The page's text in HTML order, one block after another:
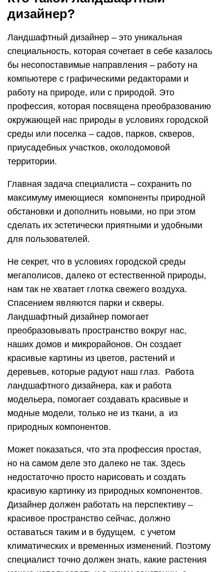
дизайнер?
Ландшафтный дизайнер – это уникальная
специальность, которая сочетает в себе казалось
бы несопоставимые направления – работу на
компьютере с графическими редакторами и
работу на природе, или с природой. Это
профессия, которая посвящена преобразованию
окружающей нас природы в условиях городской
среды или поселка – садов, парков, скверов,
приусадебных участков, околодомовой
территории.
Главная задача специалиста – сохранить по
максимуму имеющиеся компоненты природной
обстановки и дополнить новыми, но при этом
сделать их эстетически приятными и удобными
для пользователей.
Не секрет, что в условиях городской среды
мегаполисов, далеко от естественной природы,
нам так не хватает глотка свежего воздуха.
Спасением являются парки и скверы.
Ландшафтный дизайнер помогает
преобразовывать пространство вокруг нас,
наших домов и микрорайонов. Он создает
красивые картины из цветов, растений и
деревьев, которые радуют наш глаз. Работа
ландшафтного дизайнера, как и работа
модельера, помогает создавать красивые и
модные модели, только не из ткани, а из
природных компонентов.
Может показаться, что эта профессия простая,
но на самом деле это далеко не так. Здесь
недостаточно просто нарисовать и создать
красивую картинку из природных компонентов.
Дизайнер должен работать на перспективу –
красивое пространство сейчас, должно
оставаться таким и в будущем, с учетом
климатических и временных изменений. Поэтому
специалист точно должен знать, какие растения